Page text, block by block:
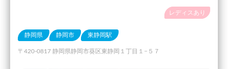
レディスあり
静岡県 静岡市 東静岡駅
〒420-0817 静岡県静岡市葵区東静岡１丁目１−５７